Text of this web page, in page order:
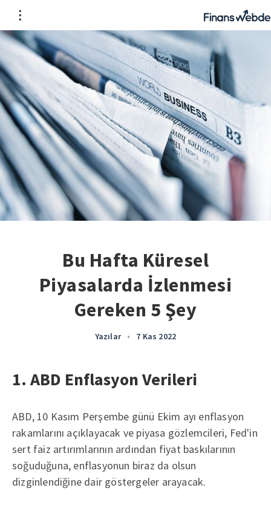
Bu Hafta Küresel
Piyasalarda İzlenmesi
Gereken 5 Şey
Yazılar • 7 Kas 2022
1. ABD Enflasyon Verileri
ABD, 10 Kasım Perşembe günü Ekim ayı enflasyon
rakamlarını açıklayacak ve piyasa gözlemcileri, Fed'in
sert faiz artırımlarının ardından fiyat baskılarının
soğuduğuna, enflasyonun biraz da olsun
dizginlendiğine dair göstergeler arayacak.